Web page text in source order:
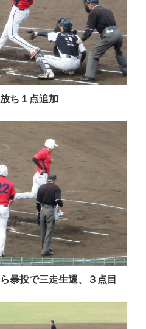
ち１点追加
暴投で三走生還、３点目